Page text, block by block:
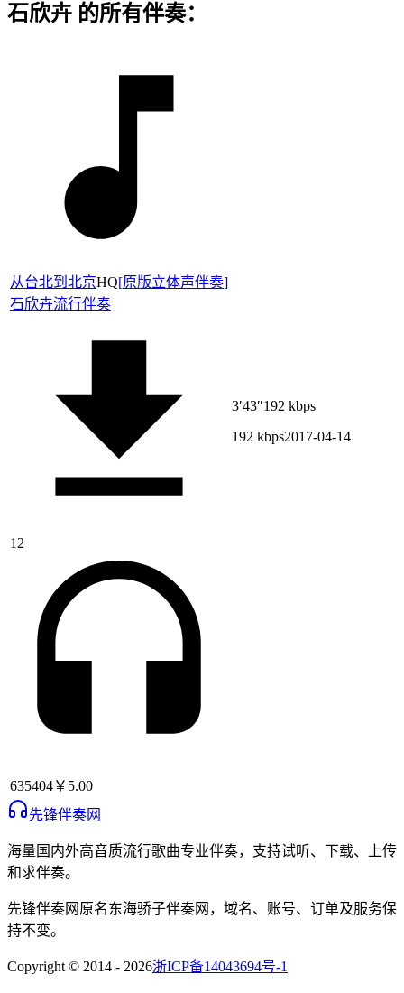
石欣卉 的所有伴奏：
从台北到北京HQ[原版立体声伴奏]
石欣卉流行伴奏
12
635404￥5.00
3′43″192 kbps
192 kbps2017-04-14
先锋伴奏网
海量国内外高音质流行歌曲专业伴奏，支持试听、下载、上传
和求伴奏。
先锋伴奏网 原名东海骄子伴奏网 ，域名、账号、订单及服务保
持不变。
Copyright © 2014 - 2026浙ICP备14043694号-1